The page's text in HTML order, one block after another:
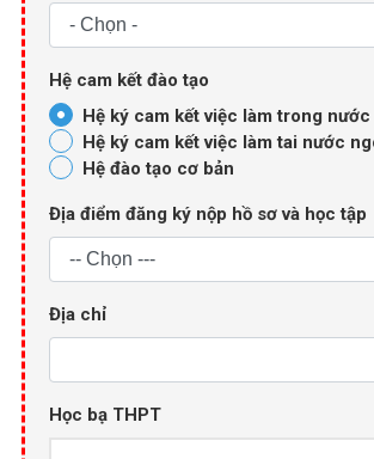
Hệ cam kết đào tạo
Hệ ký cam kết việc làm trong nước
Hệ ký cam kết việc làm tai nước
Hệ đào tạo cơ bản
Địa điểm đăng ký nộp hồ sơ và học tập
Địa chỉ
Học bạ THPT